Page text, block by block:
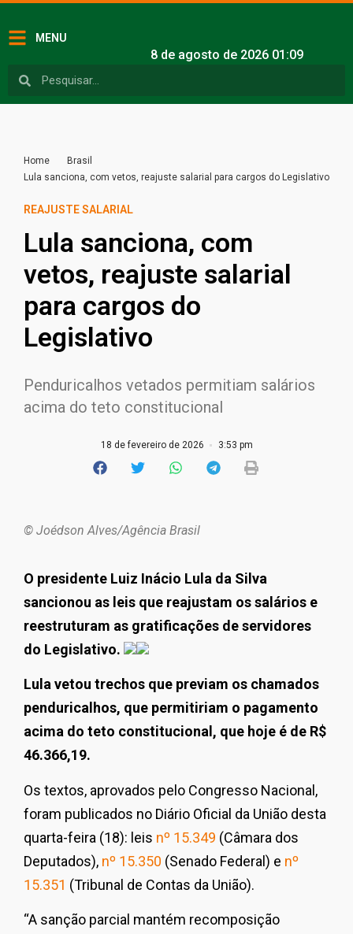
MENU
8 de agosto de 2026 01:09
Home
Brasil
Lula sanciona, com vetos, reajuste salarial para cargos do Legislativo
REAJUSTE SALARIAL
Lula sanciona, com
vetos, reajuste salarial
para cargos do
Legislativo
Penduricalhos vetados permitiam salários
acima do teto constitucional
18 de fevereiro de 2026 3:53 pm
© Joédson Alves/Agência Brasil
O presidente Luiz Inácio Lula da Silva
sancionou as leis que reajustam os salários e
reestruturam as gratificações de servidores
do Legislativo.
Lula vetou trechos que previam os chamados
penduricalhos, que permitiriam o pagamento
acima do teto constitucional, que hoje é de R$
46.366,19.
Os textos, aprovados pelo Congresso Nacional,
foram publicados no Diário Oficial da União desta
quarta-feira (18): leis nº 15.349 (Câmara dos
Deputados), nº 15.350 (Senado Federal) e nº
15.351 (Tribunal de Contas da União).
“A sanção parcial mantém recomposição